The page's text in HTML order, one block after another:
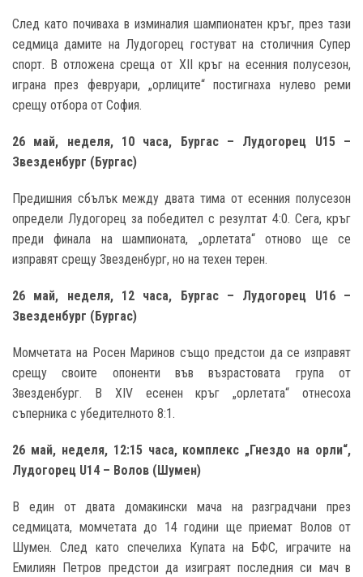
След като почиваха в изминалия шампионатен кръг, през тази
седмица дамите на Лудогорец гостуват на столичния Супер
спорт. В отложена среща от XII кръг на есенния полусезон,
играна през февруари, „орлиците“ постигнаха нулево реми
срещу отбора от София.
26 май, неделя, 10 часа, Бургас – Лудогорец U15 –
Звезденбург (Бургас)
Предишния сбълък между двата тима от есенния полусезон
определи Лудогорец за победител с резултат 4:0. Сега, кръг
преди финала на шампионата, „орлетата“ отново ще се
изправят срещу Звезденбург, но на техен терен.
26 май, неделя, 12 часа, Бургас – Лудогорец U1 6–
Звезденбург (Бургас)
Момчетата на Росен Маринов също предстои да се изправят
срещу своите опоненти във възрастовата група от
Звезденбург. В XIV есенен кръг „орлетата“ отнесоха
съперника с убедителното 8:1.
26 май, неделя, 12:15 часа, комплекс „Гнездо на орли“,
Лудогорец U14 – Волов ( Шумен)
В един от двата домакински мача на разградчани през
седмицата, момчетата до 14 години ще приемат Волов от
Шумен. След като спечелиха Купата на БФС, играчите на
Емилиян Петров предстои да изиграят последния си мач в